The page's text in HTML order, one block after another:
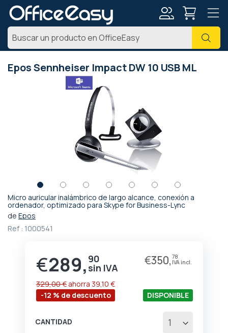
Epos Sennheiser Impact DW 10 USB ML
Micro auricular inalámbrico de largo alcance, conexión a
ordenador, optimizado para Skype for Business-Lync
de Epos
Ref : 1000541
Precio
especial
€289, 90 €350, 78
-12 % de descuento
329,00 € ahorra 39,10 €
DISPONIBLE
CANTIDAD
Saltar
al
comienzo
de